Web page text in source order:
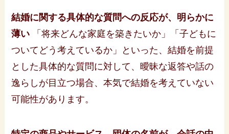
結婚に関する具体的な質問への反応が、明らかに
薄い 「将来どんな家庭を築きたいか」「子どもに
ついてどう考えているか」といった、結婚を前提
とした具体的な質問に対して、曖昧な返答や話の
逸らしが目立つ場合、本気で結婚を考えていない
可能性があります。